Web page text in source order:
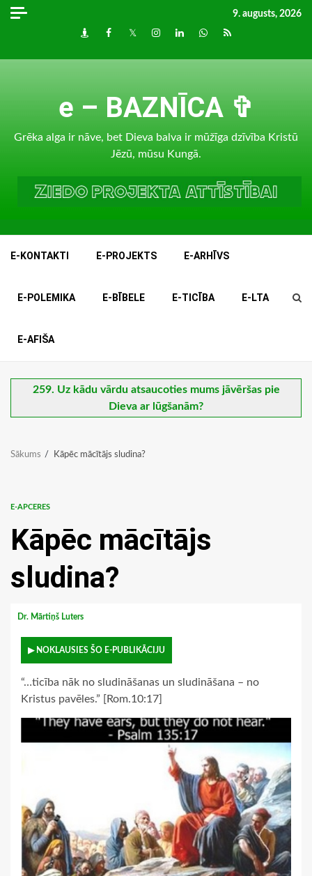
Skip
9. augusts, 2026
DraugiemFacebook
TwitterInstagram
LinkedInwhatsapp
RSS
e – BAZNĪCA ✞
Grēka alga ir nāve, bet Dieva balva ir mūžīga dzīvība Kristū
Jēzū, mūsu Kungā.
E-KONTAKTI E-PROJEKTS E-ARHĪVS
E-POLEMIKA E-BĪBELE E-TICĪBA E-LTA
E-AFIŠA
259. Uz kādu vārdu atsaucoties mums jāvēršas pie
Dieva ar lūgšanām?
Sākums Kāpēc mācītājs sludina?
E-APCERES
Kāpēc mācītājs
sludina?
Dr. Mārtiņš Luters
▶ NOKLAUSIES ŠO E-PUBLIKĀCIJU
“…ticība nāk no sludināšanas un sludināšana – no
Kristus pavēles.” [Rom.10:17]